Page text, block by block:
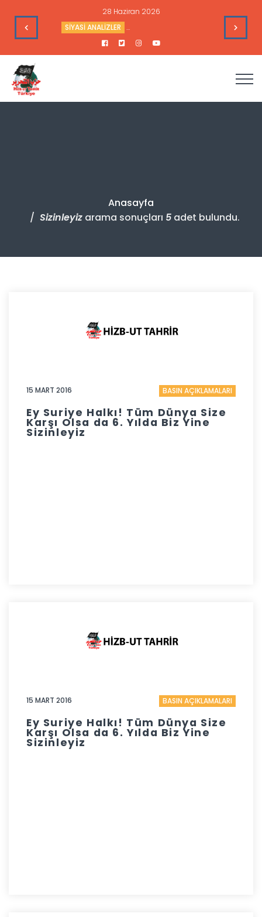
16 Haziran 2026
HAFTALIK GÜNDEM DEĞERLENDİRME Haftalık
Anasayfa
Sizinleyiz arama sonuçları 5 adet bulundu.
15 MART 2016 BASIN AÇIKLAMALARI
Ey Suriye Halkı! Tüm Dünya Size
Karşı Olsa da 6. Yılda Biz Yine
Sizinleyiz
15 MART 2016 BASIN AÇIKLAMALARI
Ey Suriye Halkı! Tüm Dünya Size
Karşı Olsa da 6. Yılda Biz Yine
Sizinleyiz